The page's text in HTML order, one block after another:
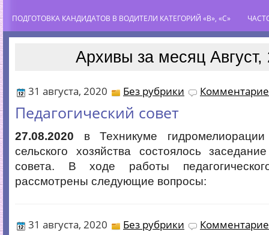
ПОДГОТОВКА КАНДИДАТОВ В ВОДИТЕЛИ КАТЕГОРИЙ «В», «С»
Архивы за месяц Август,
31 августа, 2020 Без рубрики
Педагогический совет
27.08.2020 в Техникуме
сельского хозяйства состоялось заседание
совета. В ходе работы
рассмотрены следующие вопросы:
31 августа, 2020 Без рубрики